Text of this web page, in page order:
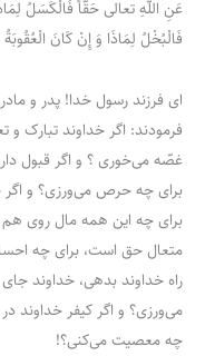
عَنِ اللَّهِ تعالی حَقّاً فَالْكَسَلُ
فَالْبُخْلُ لِمَاذَا وَ إِنْ كَانَ
ای فرزند رسول خدا! پدر و
فرمودند: اگر خداوند تبارک
غصّه می‌خوری ؟ و اگر قبول
برای چه حرص می‌ورزی؟ و
برای چه این همه مال روی هم
متعال حق است، برای چه
راه خداوند بدهی، خداوند
می‌ورزی؟ و اگر کیفر
چه معصیت می‌کنی؟!